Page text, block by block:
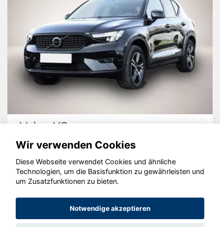
Volvo XC40
© konjunkturmotor.de GmbH 2020 - 2026
Wir verwenden Cookies
Diese Webseite verwendet Cookies und ähnliche
Technologien, um die Basisfunktion zu gewährleisten und
um Zusatzfunktionen zu bieten.
Notwendige akzeptieren